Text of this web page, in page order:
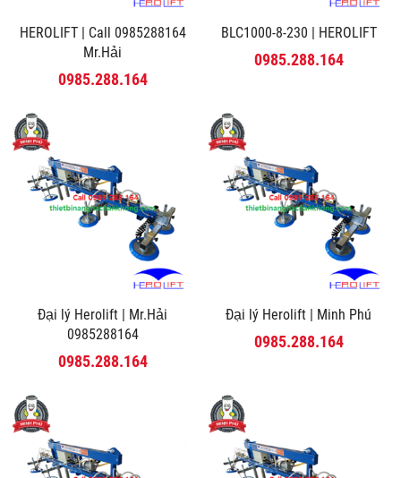
HEROLIFT | Call 0985288164
Mr.Hải
0985.288.164
BLC1000-8-230 | HEROLIFT
0985.288.164
Đại lý Herolift | Mr.Hải
0985288164
0985.288.164
Đại lý Herolift | Minh Phú
0985.288.164